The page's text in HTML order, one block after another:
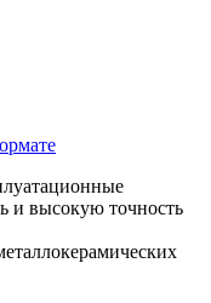
и высокую точность